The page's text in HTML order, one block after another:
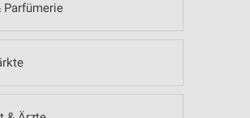
Parfümerie